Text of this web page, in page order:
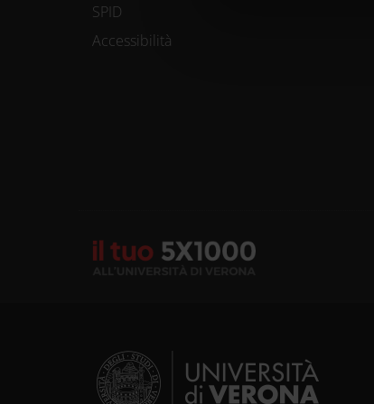
consenso in
loro o che
SPID
Accessibilità